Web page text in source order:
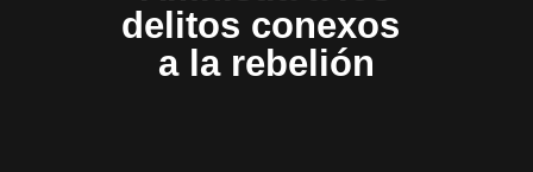
delitos conexos
a la rebelión